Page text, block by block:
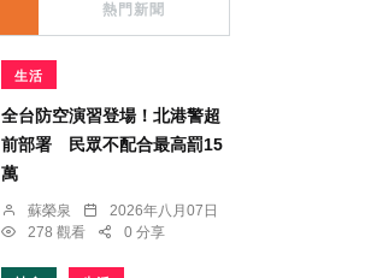
熱門新聞
生活
全台防空演習登場！北港警超
前部署 民眾不配合最高罰15
萬
蘇榮泉
2026年八月07日
278 觀看
0 分享